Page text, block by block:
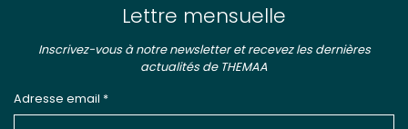
Lettre mensuelle
Inscrivez-vous à notre newsletter et recevez les dernières
actualités de THEMAA
Adresse email *